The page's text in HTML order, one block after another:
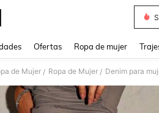
Ofertas Ropa de mujer
de Mujer / Ropa de Mujer / Denim para